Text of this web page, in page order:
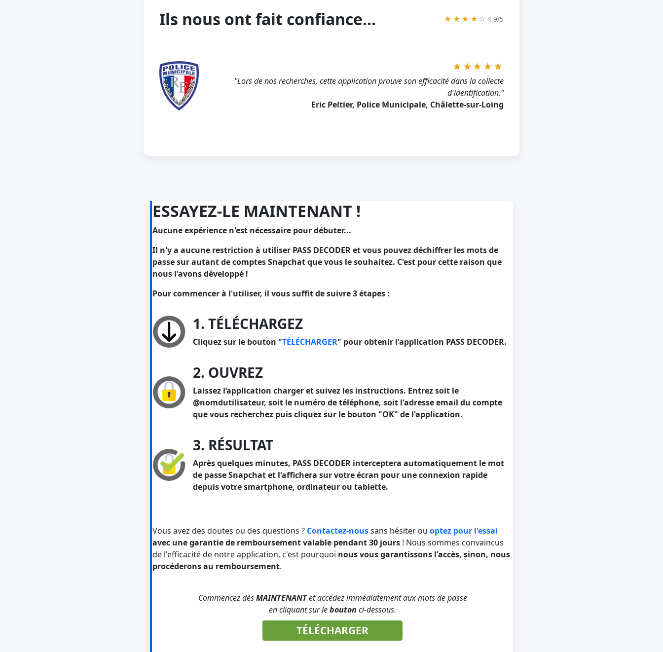
Ils nous ont fait confiance... ★★★★ ☆ 4,9/5
★★★★★
"Lors de nos recherches, cette application prouve son efficacité dans la collecte
d'identification."
Eric Peltier, Police Municipale, Châlette-sur-Loing
ESSAYEZ-LE MAINTENANT !
Aucune expérience n'est nécessaire pour débuter...
Il n'y a aucune restriction à utiliser PASS DECODER et vous pouvez déchiffrer les mots de
passe sur autant de comptes Snapchat que vous le souhaitez. C'est pour cette raison que
nous l'avons développé !
Pour commencer à l'utiliser, il vous suffit de suivre 3 étapes :
1. TÉLÉCHARGEZ
Cliquez sur le bouton "TÉLÉCHARGER" pour obtenir l'application PASS DECODER.
2. OUVREZ
Laissez l’application charger et suivez les instructions. Entrez soit le
@nomdutilisateur, soit le numéro de téléphone, soit l'adresse email du compte
que vous recherchez puis cliquez sur le bouton "OK" de l'application.
3. RÉSULTAT
Après quelques minutes, PASS DECODER interceptera automatiquement le mot
de passe Snapchat et l'affichera sur votre écran pour une connexion rapide
depuis votre smartphone, ordinateur ou tablette.
Vous avez des doutes ou des questions ? Contactez-noussans hésiter ou optez pour l'essai
avec une garantie de remboursement valable pendant 30 jours ! Nous sommes convaincus
de l'efficacité de notre application, c'est pourquoi nous vous garantissons l'accès, sinon, nous
procéderons au remboursement.
Commencez dèsMAINTENANTet accédez immédiatement aux mots de passe
en cliquant sur lebouton ci-dessous.
TÉLÉCHARGER